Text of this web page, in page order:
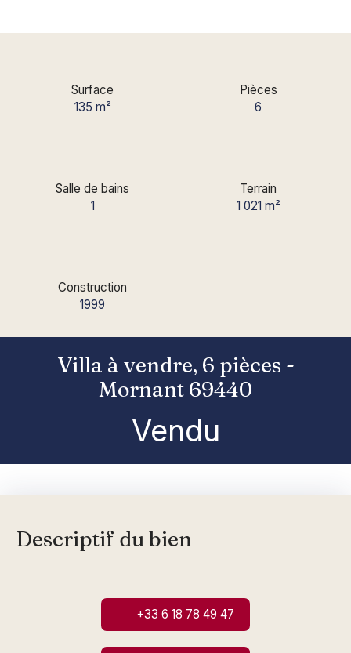
Surface
135 m²
Pièces
6
Salle de bains
1
Terrain
1 021 m²
Construction
1999
Villa à vendre, 6 pièces -
Mornant 69440
Vendu
Descriptif du bien
+33 6 18 78 49 47